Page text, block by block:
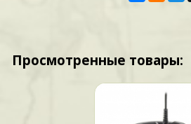
Просмотренные товары: